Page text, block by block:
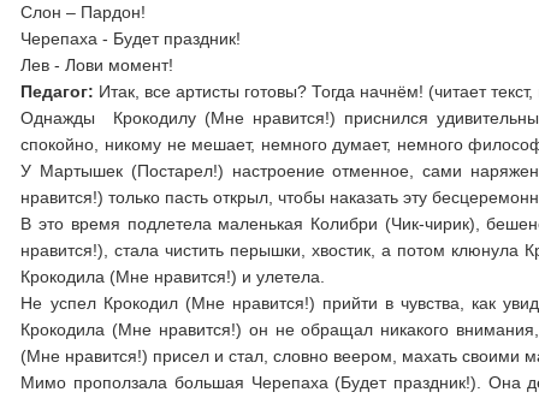
Слон – Пардон!
Черепаха - Будет праздник!
Лев - Лови момент!
Педагог: Итак, все артисты готовы? Тогда начнём! (читает
Однажды Крокодилу (Мне нравится!) приснился
спокойно, никому не мешает, немного думает, немного
У Мартышек (Постарел!) настроение отменное, сами
нравится!) только пасть открыл, чтобы наказать эту
В это время подлетела маленькая Колибри (Чик-чирик),
нравится!), стала чистить перышки, хвостик, а потом
Крокодила (Мне нравится!) и улетела.
Не успел Крокодил (Мне нравится!) прийти в чувства, как
Крокодила (Мне нравится!) он не обращал никакого
(Мне нравится!) присел и стал, словно веером, махать своими
Мимо проползала большая Черепаха (Будет праздник!). Она